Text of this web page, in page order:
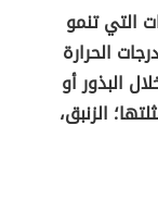
التي تنمو
الحرارة
البذور أو
الزنبق،